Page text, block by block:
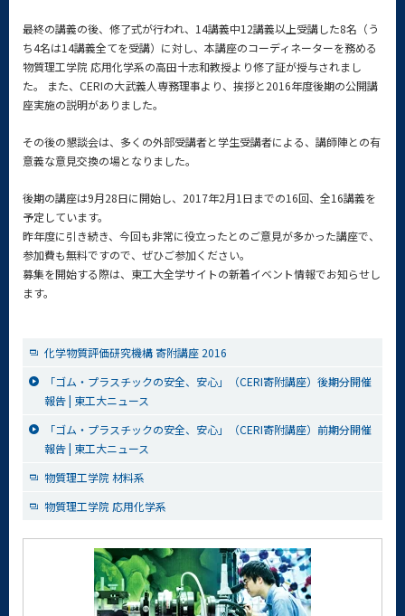
最終の講義の後、修了式が行われ、14講義中12講義以上受講した8名（う
ち4名は14講義全てを受講）に対し、本講座のコーディネーターを務める
物質理工学院 応用化学系の高田十志和教授より修了証が授与されまし
た。 また、CERIの大武義人専務理事より、挨拶と2016年度後期の公開講
座実施の説明がありました。
その後の懇談会は、多くの外部受講者と学生受講者による、講師陣との有
意義な意見交換の場となりました。
後期の講座は9月28日に開始し、2017年2月1日までの16回、全16講義を
予定しています。
昨年度に引き続き、今回も非常に役立ったとのご意見が多かった講座で、
参加費も無料ですので、ぜひご参加ください。
募集を開始する際は、東工大全学サイトの新着イベント情報でお知らせし
ます。
化学物質評価研究機構 寄附講座 2016
「ゴム・プラスチックの安全、安心」（CERI寄附講座）後期分開催
報告 | 東工大ニュース
「ゴム・プラスチックの安全、安心」（CERI寄附講座）前期分開催
報告 | 東工大ニュース
物質理工学院 材料系
物質理工学院 応用化学系